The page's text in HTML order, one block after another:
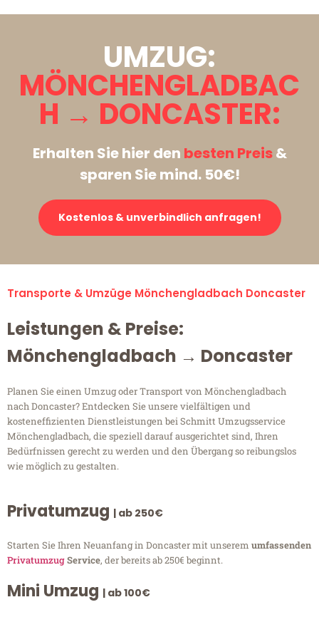
UMZUG:
MÖNCHENGLADBAC
H → DONCASTER:
Erhalten Sie hier den besten Preis&
sparen Sie mind. 50€!
Kostenlos & unverbindlich anfragen!
Transporte & Umzüge Mönchengladbach Doncaster
Leistungen & Preise:
Mönchengladbach → Doncaster
Planen Sie einen Umzug oder Transport von Mönchengladbach
nach Doncaster? Entdecken Sie unsere vielfältigen und
kosteneffizienten Dienstleistungen bei Schmitt Umzugsservice
Mönchengladbach, die speziell darauf ausgerichtet sind, Ihren
Bedürfnissen gerecht zu werden und den Übergang so reibungslos
wie möglich zu gestalten.
Privatumzug | ab 250€
Starten Sie Ihren Neuanfang in Doncaster mit unserem umfassenden
PrivatumzugService, der bereits ab 250€ beginnt.
Mini Umzug | ab 100€